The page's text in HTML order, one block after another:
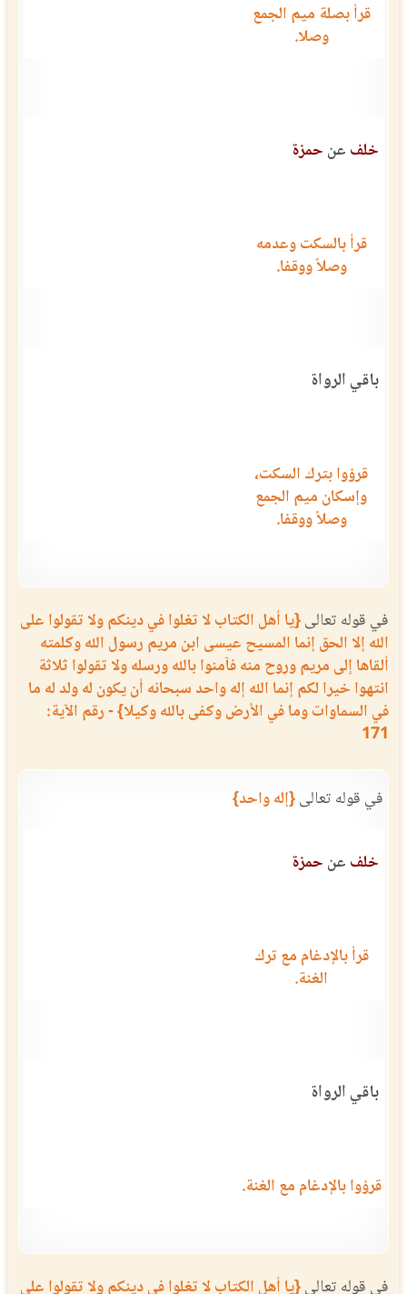
قرأ بصلة ميم الجمع
وصلا.
خلف عن حمزة
قرأ بالسكت وعدمه
وصلاً ووقفا.
باقي الرواة
قرؤوا بترك السكت،
وإسكان ميم الجمع
وصلاً ووقفا.
في قوله تعالى{يا أهل الكتاب لا تغلوا في دينكم ولا تقولوا على
الله إلا الحق إنما المسيح عيسى ابن مريم رسول الله وكلمته
ألقاها إلى مريم وروح منه فآمنوا بالله ورسله ولا تقولوا ثلاثة
انتهوا خيرا لكم إنما الله إله واحد سبحانه أن يكون له ولد له ما
في السماوات وما في الأرض وكفى بالله وكيلا} - رقم الآية:
171
في قوله تعالى{إله واحد}
خلف عن حمزة
قرأ بالإدغام مع ترك
الغنة.
باقي الرواة
قرؤوا بالإدغام مع الغنة.
في قوله تعالى{يا أهل الكتاب لا تغلوا في دينكم ولا تقولوا على